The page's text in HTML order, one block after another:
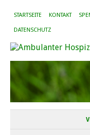
STARTSEITE KONTAKT
DATENSCHUTZ